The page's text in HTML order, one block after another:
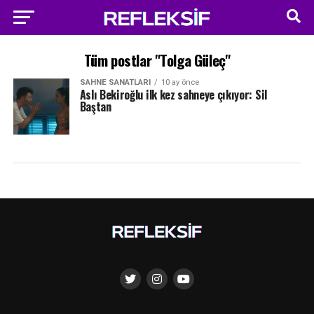
Tüm postlar "Tolga Güleç"
SAHNE SANATLARI 10 ay önce
Aslı Bekiroğlu ilk kez sahneye çıkıyor: Sil
Baştan